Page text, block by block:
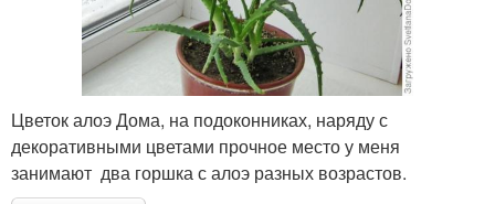
Цветок алоэ Дома, на подоконниках, наряду с
декоративными цветами прочное место у меня
занимают два горшка с алоэ разных возрастов.